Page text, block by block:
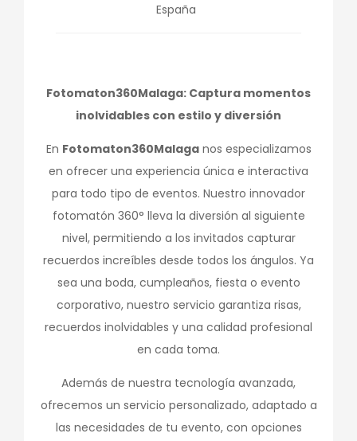
España
Fotomaton360Malaga: Captura momentos
inolvidables con estilo y diversión
En Fotomaton360Malaganos especializamos
en ofrecer una experiencia única e interactiva
para todo tipo de eventos. Nuestro innovador
fotomatón 360° lleva la diversión al siguiente
nivel, permitiendo a los invitados capturar
recuerdos increíbles desde todos los ángulos. Ya
sea una boda, cumpleaños, fiesta o evento
corporativo, nuestro servicio garantiza risas,
recuerdos inolvidables y una calidad profesional
en cada toma.
Además de nuestra tecnología avanzada,
ofrecemos un servicio personalizado, adaptado a
las necesidades de tu evento, con opciones